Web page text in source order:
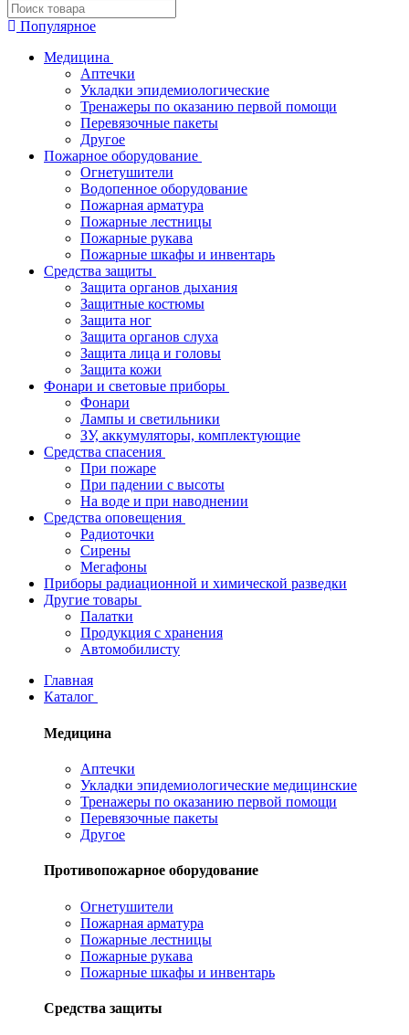
Популярное
Медицина
Аптечки
Укладки эпидемиологические
Тренажеры по оказанию первой помощи
Перевязочные пакеты
Другое
Пожарное оборудование
Огнетушители
Водопенное оборудование
Пожарная арматура
Пожарные лестницы
Пожарные рукава
Пожарные шкафы и инвентарь
Средства защиты
Защита органов дыхания
Защитные костюмы
Защита ног
Защита органов слуха
Защита лица и головы
Защита кожи
Фонари и световые приборы
Фонари
Лампы и светильники
ЗУ, аккумуляторы, комплектующие
Средства спасения
При пожаре
При падении с высоты
На воде и при наводнении
Средства оповещения
Радиоточки
Сирены
Мегафоны
Приборы радиационной и химической разведки
Другие товары
Палатки
Продукция с хранения
Автомобилисту
Главная
Каталог
Медицина
Аптечки
Укладки эпидемиологические медицинские
Тренажеры по оказанию первой помощи
Перевязочные пакеты
Другое
Противопожарное оборудование
Огнетушители
Пожарная арматура
Пожарные лестницы
Пожарные рукава
Пожарные шкафы и инвентарь
Средства защиты